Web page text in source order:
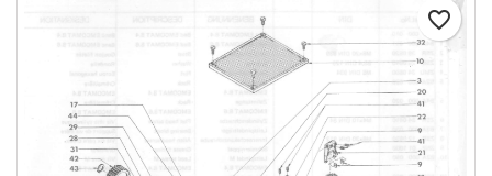
favorite_border